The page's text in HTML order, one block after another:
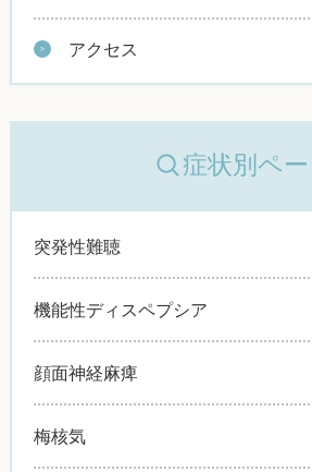
アクセス
症状別ペー
突発性難聴
機能性ディスペプシア
顔面神経麻痺
梅核気